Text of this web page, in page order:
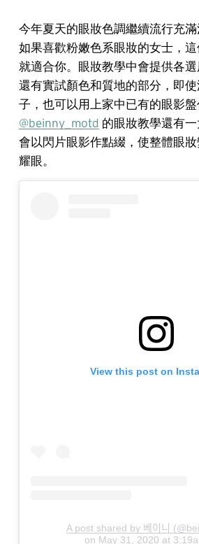
今年夏天的眼妝色調繼續流行充滿
如果喜歡粉嫩色系眼妝的女士，
就適合你。眼妝教學中會提供各選
還有實試顏色和質地的部分，即
子，也可以用上家中已有的眼影盤
@beinny_motd 的眼妝教學還有
會以閃片眼影作點綴，使整體眼
耀眼。
View this post on
A post shared by 베이니
on May 31, 2020 at